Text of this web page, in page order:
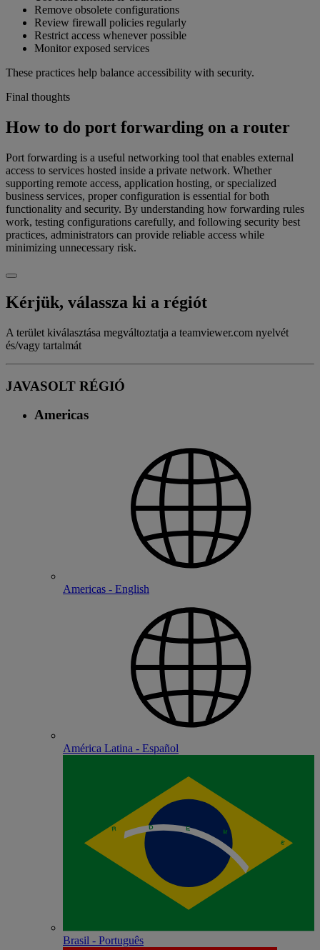
Remove obsolete configurations
Review firewall policies regularly
Restrict access whenever possible
Monitor exposed services
These practices help balance accessibility with security.
Final thoughts
How to do port forwarding on a router
Port forwarding is a useful networking tool that enables external
access to services hosted inside a private network. Whether
supporting remote access, application hosting, or specialized
business services, proper configuration is essential for both
functionality and security. By understanding how forwarding rules
work, testing configurations carefully, and following security best
practices, administrators can provide reliable access while
minimizing unnecessary risk.
Kérjük, válassza ki a régiót
A terület kiválasztása megváltoztatja a teamviewer.com nyelvét
és/vagy tartalmát
JAVASOLT RÉGIÓ
Americas
Americas - English
América Latina - Español
Brasil - Português